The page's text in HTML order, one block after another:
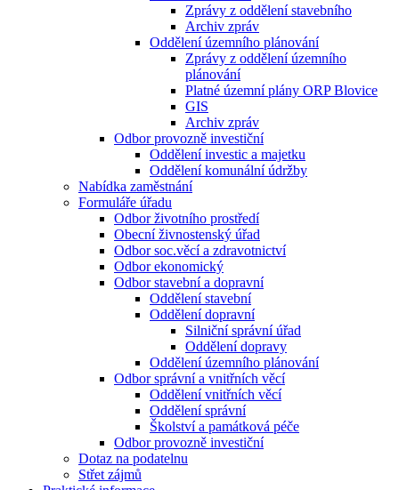
Zprávy z oddělení stavebního
Archiv zpráv
Oddělení územního plánování
Zprávy z oddělení územního
plánování
Platné územní plány ORP Blovice
GIS
Archiv zpráv
Odbor provozně investiční
Oddělení investic a majetku
Oddělení komunální údržby
Nabídka zaměstnání
Formuláře úřadu
Odbor životního prostředí
Obecní živnostenský úřad
Odbor soc.věcí a zdravotnictví
Odbor ekonomický
Odbor stavební a dopravní
Oddělení stavební
Oddělení dopravní
Silniční správní úřad
Oddělení dopravy
Oddělení územního plánování
Odbor správní a vnitřních věcí
Oddělení vnitřních věcí
Oddělení správní
Školství a památková péče
Odbor provozně investiční
Dotaz na podatelnu
Střet zájmů